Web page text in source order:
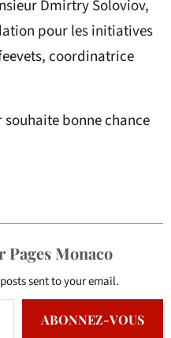
Dmirtry Soloviov,
pour les initiatives
coordinatrice
souhaite bonne chance
Pages Monaco
sent to your email.
ABONNEZ-VOUS